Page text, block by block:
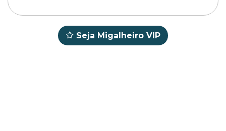
Seja Migalheiro VIP